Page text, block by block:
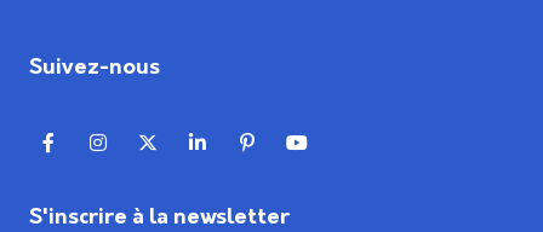
Suivez-nous
S'inscrire à la newsletter